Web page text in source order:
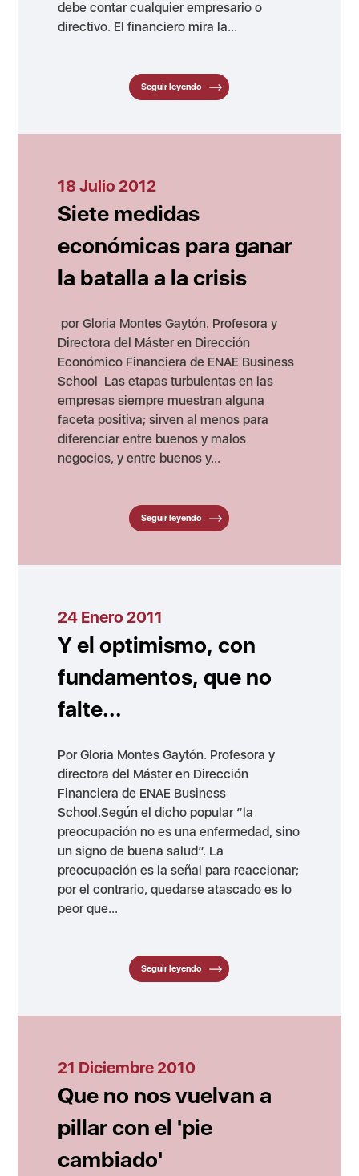
debe contar cualquier empresario o
directivo. El financiero mira la...
Seguir leyendo
18 Julio 2012
Siete medidas
económicas para ganar
la batalla a la crisis
por Gloria Montes Gaytón. Profesora y
Directora del Máster en Dirección
Económico Financiera de ENAE Business
School Las etapas turbulentas en las
empresas siempre muestran alguna
faceta positiva; sirven al menos para
diferenciar entre buenos y malos
negocios, y entre buenos y...
Seguir leyendo
24 Enero 2011
Y el optimismo, con
fundamentos, que no
falte...
Por Gloria Montes Gaytón. Profesora y
directora del Máster en Dirección
Financiera de ENAE Business
School.Según el dicho popular “la
preocupación no es una enfermedad, sino
un signo de buena salud”. La
preocupación es la señal para reaccionar;
por el contrario, quedarse atascado es lo
peor que...
Seguir leyendo
21 Diciembre 2010
Que no nos vuelvan a
pillar con el 'pie
cambiado'